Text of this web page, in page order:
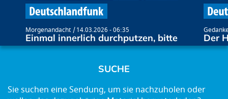
Morgenandacht 14.03.2026 - 06:35
Einmal innerlich durchputzen, bitte Der
SUCHE